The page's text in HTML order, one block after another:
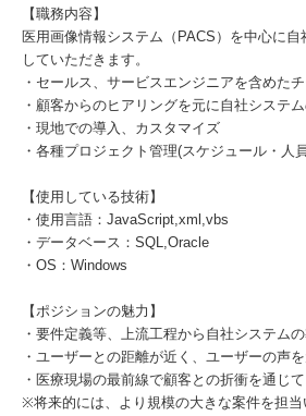
【職務内容】
医用画像情報システム（PACS）を中心に自
していただきます。
・セールス、サービスエンジニアを含めた
・顧客からのヒアリングを元に自社システ
・現地での導入、カスタマイズ
・各種プロジェクト管理(スケジュール・人
【使用している技術】
・使用言語：JavaScript,xml,vbs
・データベース：SQL,Oracle
・OS：Windows
【ポジションの魅力】
・要件定義等、上流工程から自社システム
・ユーザーとの距離が近く、ユーザーの声
・医療現場の最前線で顧客との折衝を通じ
※将来的には、より規模の大きな案件を担当